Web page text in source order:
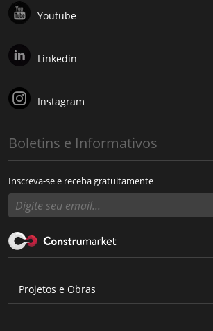
Youtube
Linkedin
Instagram
Boletins e Informativos
Inscreva-se e receba gratuitamente
Projetos e Obras